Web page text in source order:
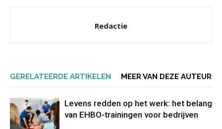
Redactie
GERELATEERDE ARTIKELEN MEER VAN DEZE AUTEUR
Levens redden op het werk: het belang
van EHBO-trainingen voor bedrijven